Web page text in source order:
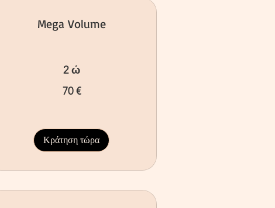
Mega Volume
2 ώ
70 €
Κράτηση τώρα